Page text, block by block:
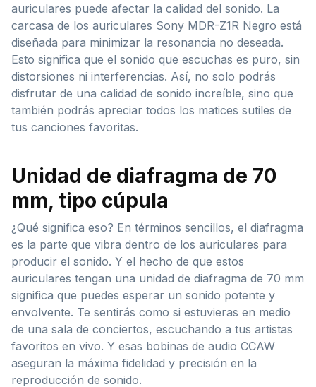
auriculares puede afectar la calidad del sonido. La
carcasa de los auriculares Sony MDR-Z1R Negro está
diseñada para minimizar la resonancia no deseada.
Esto significa que el sonido que escuchas es puro, sin
distorsiones ni interferencias. Así, no solo podrás
disfrutar de una calidad de sonido increíble, sino que
también podrás apreciar todos los matices sutiles de
tus canciones favoritas.
Unidad de diafragma de 70
mm, tipo cúpula
¿Qué significa eso? En términos sencillos, el diafragma
es la parte que vibra dentro de los auriculares para
producir el sonido. Y el hecho de que estos
auriculares tengan una unidad de diafragma de 70 mm
significa que puedes esperar un sonido potente y
envolvente. Te sentirás como si estuvieras en medio
de una sala de conciertos, escuchando a tus artistas
favoritos en vivo. Y esas bobinas de audio CCAW
aseguran la máxima fidelidad y precisión en la
reproducción de sonido.